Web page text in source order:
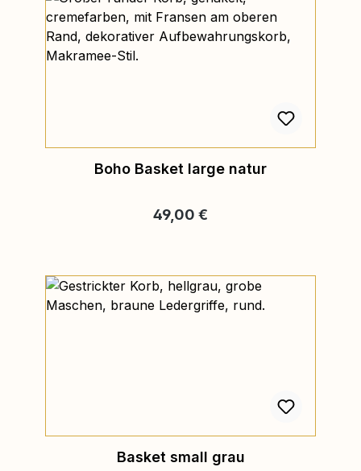
Boho Basket large natur
Regulärer Preis:
49,00 €
Basket small grau